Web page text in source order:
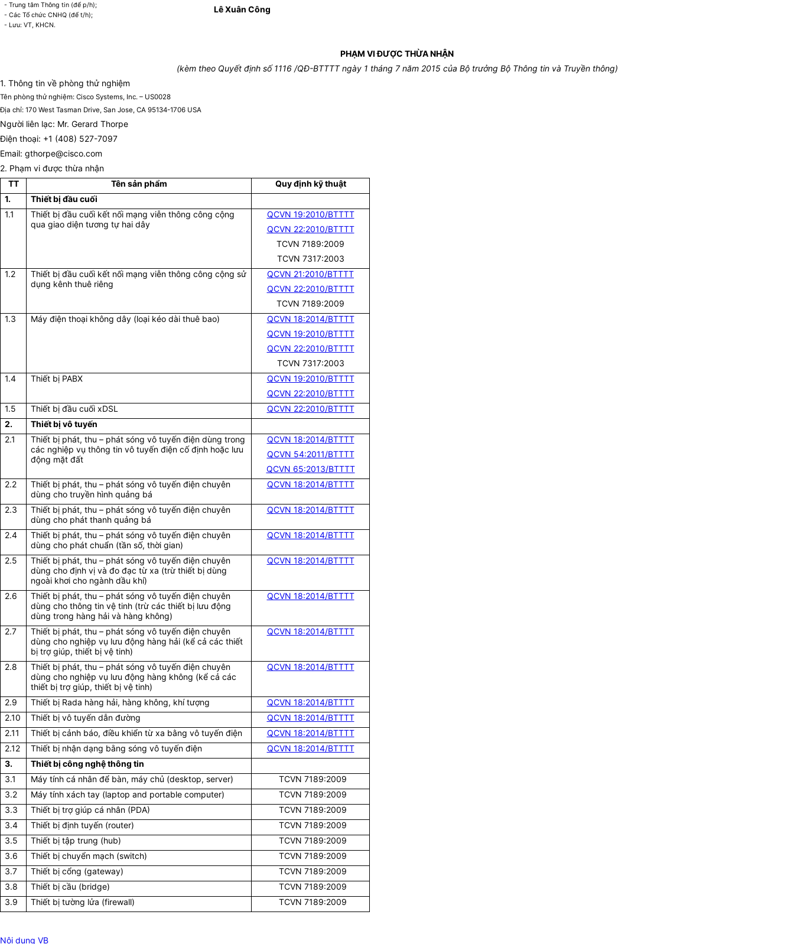
- Trung tâm Thông tin (để p/h);
- Các Tổ chức CNHQ (để t/h);
- Lưu: VT, KHCN.
Lê Xuân Công
PHẠM VI ĐƯỢC THỪA NHẬN
(kèm theo Quyết định số1116 /QĐ-BTTTT ngày 1 tháng 7năm 2015 của Bộ trưởng Bộ Thông tin và Truyền thông)
1. Thông tin về phòng thử nghiệm
Tên phòng thử nghiệm: Cisco Systems, Inc. – US0028
Địa chỉ: 170 West Tasman Drive, San Jose, CA 95134-1706 USA
Người liên lạc: Mr. Gerard Thorpe
Điện thoại: +1 (408) 527-7097
Email: gthorpe@cisco.com
2. Phạm vi được thừa nhận
TT
Tên sản phẩm
Quy định kỹ thuật
1.
Thiết bị đầu cuối
1.1
Thiết bị đầu cuối kết nối mạng viễn thông công cộng
qua giao diện tương tự hai dây
QCVN 19:2010/BTTTT
QCVN 22:2010/BTTTT
TCVN 7189:2009
TCVN 7317:2003
1.2
Thiết bị đầu cuối kết nối mạng viễn thông công cộng sử
dụng kênh thuê riêng
QCVN 21:2010/BTTTT
QCVN 22:2010/BTTTT
TCVN 7189:2009
1.3
Máy điện thoại không dây (loại kéo dài thuê bao)
QCVN 18:2014/BTTTT
QCVN 19:2010/BTTTT
QCVN 22:2010/BTTTT
TCVN 7317:2003
1.4
Thiết bị PABX
QCVN 19:2010/BTTTT
QCVN 22:2010/BTTTT
1.5
Thiết bị đầu cuối xDSL
QCVN 22:2010/BTTTT
2.
Thiết bị vô tuyến
2.1
Thiết bị phát, thu – phát sóng vô tuyến điện dùng trong
các nghiệp vụ thông tin vô tuyến điện cố định hoặc lưu
động mặt đất
QCVN 18:2014/BTTTT
QCVN 54:2011/BTTTT
QCVN 65:2013/BTTTT
2.2
Thiết bị phát, thu – phát sóng vô tuyến điện chuyên
dùng cho truyền hình quảng bá
QCVN 18:2014/BTTTT
2.3
Thiết bị phát, thu – phát sóng vô tuyến điện chuyên
dùng cho phát thanh quảng bá
QCVN 18:2014/BTTTT
2.4
Thiết bị phát, thu – phát sóng vô tuyến điện chuyên
dùng cho phát chuẩn (tần số, thời gian)
QCVN 18:2014/BTTTT
2.5
Thiết bị phát, thu – phát sóng vô tuyến điện chuyên
dùng cho định vị và đo đạc từ xa (trừ thiết bị dùng
ngoài khơi cho ngành dầu khí)
QCVN 18:2014/BTTTT
2.6
Thiết bị phát, thu – phát sóng vô tuyến điện chuyên
dùng cho thông tin vệ tinh (trừ các thiết bị lưu động
dùng trong hàng hải và hàng không)
QCVN 18:2014/BTTTT
2.7
Thiết bị phát, thu – phát sóng vô tuyến điện chuyên
dùng cho nghiệp vụ lưu động hàng hải (kể cả các thiết
bị trợ giúp, thiết bị vệ tinh)
QCVN 18:2014/BTTTT
2.8
Thiết bị phát, thu – phát sóng vô tuyến điện chuyên
dùng cho nghiệp vụ lưu động hàng không (kể cả các
thiết bị trợ giúp, thiết bị vệ tinh)
QCVN 18:2014/BTTTT
2.9 Thiết bị Rada hàng hải, hàng không, khí tượng
QCVN 18:2014/BTTTT
2.10
Thiết bị vô tuyến dẫn đường
QCVN 18:2014/BTTTT
2.11
Thiết bị cảnh báo, điều khiển từ xa bằng vô tuyến điện
QCVN 18:2014/BTTTT
2.12
Thiết bị nhận dạng bằng sóng vô tuyến điện
QCVN 18:2014/BTTTT
3.
Thiết bị công nghệ thông tin
3.1
Máy tính cá nhân để bàn, máy chủ (desktop, server)
TCVN 7189:2009
3.2
Máy tính xách tay (laptop and portable computer)
TCVN 7189:2009
3.3
Thiết bị trợ giúp cá nhân (PDA)
TCVN 7189:2009
3.4
Thiết bị định tuyến (router)
TCVN 7189:2009
3.5
Thiết bị tập trung (hub)
TCVN 7189:2009
3.6
Thiết bị chuyển mạch (switch)
TCVN 7189:2009
3.7
Thiết bị cổng (gateway)
TCVN 7189:2009
3.8
Thiết bị cầu (bridge)
TCVN 7189:2009
3.9
Thiết bị tường lửa (firewall) TCVN 7189:2009
Nội dung VB